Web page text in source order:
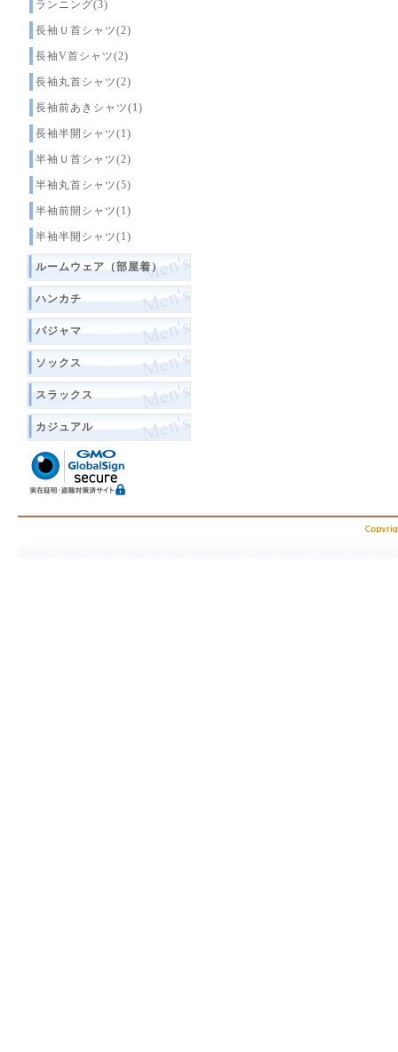
ランニング(3)
長袖Ｕ首シャツ(2)
長袖V首シャツ(2)
長袖丸首シャツ(2)
長袖前あきシャツ(1)
長袖半開シャツ(1)
半袖Ｕ首シャツ(2)
半袖丸首シャツ(5)
半袖前開シャツ(1)
半袖半開シャツ(1)
ルームウェア（部屋着）
ハンカチ
パジャマ
ソックス
スラックス
カジュアル